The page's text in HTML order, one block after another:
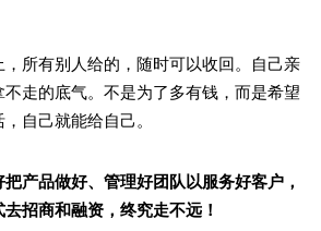
有别人给的，随时可以收回。自己亲
走的底气。不是为了多有钱，而是希望
自己就能给自己。
产品做好、管理好团队以服务好客户，
招商和融资，终究走不远！